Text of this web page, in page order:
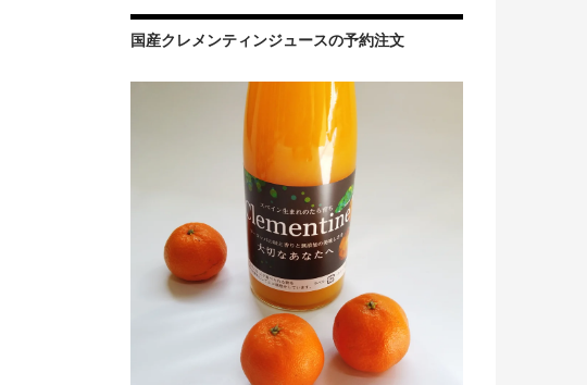
国産クレメンティンジュースの予約注文